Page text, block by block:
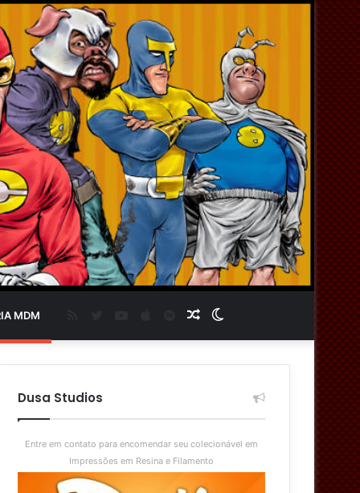
MDM
skin
Artigo
aleatório
Spotify
Dusa Studios
Entre em contato para encomendar seu colecionável em
Impressões em Resina e Filamento